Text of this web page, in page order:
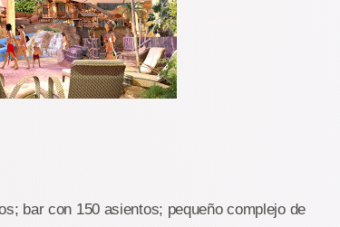
bar con 150 asientos; pequeño complejo de